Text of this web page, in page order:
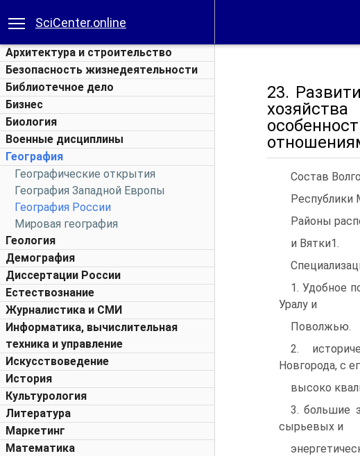
SciCenter.online
Архитектура и строительство
Безопасность жизнедеятельности
Библиотечное дело
Бизнес
Биология
Военные дисциплины
География
Географические открытия
География Западной Европы
География России
Мировая география
Геология
Демография
Диссертации России
Естествознание
Журналистика и СМИ
Информатика, вычислительная
техника и управление
Искусствоведение
История
Культурология
Литература
Маркетинг
Математика
23.
Состав
Республики
Районы
и Вятки1.
1. Удобное
Уралу и
Поволжью.
2.
Новгорода, с
высоко
3. большие
сырьевых и